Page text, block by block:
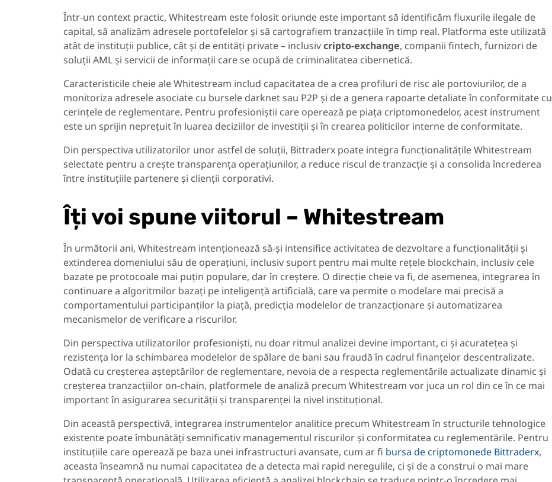
Într-un context practic, Whitestream este folosit oriunde este important să identificăm fluxurile ilegale de
capital, să analizăm adresele portofelelor și să cartografiem tranzacțiile în timp real. Platforma este utilizată
atât de instituții publice, cât și de entități private – inclusivcripto-exchange, companii fintech, furnizori de
soluții AML și servicii de informații care se ocupă de criminalitatea cibernetică.
Caracteristicile cheie ale Whitestream includ capacitatea de a crea profiluri de risc ale portoviurilor, de a
monitoriza adresele asociate cu bursele darknet sau P2P și de a genera rapoarte detaliate în conformitate cu
cerințele de reglementare. Pentru profesioniștii care operează pe piața criptomonedelor, acest instrument
este un sprijin neprețuit în luarea deciziilor de investiții și în crearea politicilor interne de conformitate.
Din perspectiva utilizatorilor unor astfel de soluții, Bittraderx poate integra funcționalitățile Whitestream
selectate pentru a crește transparența operațiunilor, a reduce riscul de tranzacție și a consolida încrederea
între instituțiile partenere și clienții corporativi.
Îți voi spune viitorul – Whitestream
În următorii ani, Whitestream intenționează să-și intensifice activitatea de dezvoltare a funcționalității și
extinderea domeniului său de operațiuni, inclusiv suport pentru mai multe rețele blockchain, inclusiv cele
bazate pe protocoale mai puțin populare, dar în creștere. O direcție cheie va fi, de asemenea, integrarea în
continuare a algoritmilor bazați pe inteligență artificială, care va permite o modelare mai precisă a
comportamentului participanților la piață, predicția modelelor de tranzacționare și automatizarea
mecanismelor de verificare a riscurilor.
Din perspectiva utilizatorilor profesioniști, nu doar ritmul analizei devine important, ci și acuratețea și
rezistența lor la schimbarea modelelor de spălare de bani sau fraudă în cadrul finanțelor descentralizate.
Odată cu creșterea așteptărilor de reglementare, nevoia de a respecta reglementările actualizate dinamic și
creșterea tranzacțiilor on-chain, platformele de analiză precum Whitestream vor juca un rol din ce în ce mai
important în asigurarea securității și transparenței la nivel instituțional.
Din această perspectivă, integrarea instrumentelor analitice precum Whitestream în structurile tehnologice
existente poate îmbunătăți semnificativ managementul riscurilor și conformitatea cu reglementările. Pentru
instituțiile care operează pe baza unei infrastructuri avansate, cum ar fi bursa de criptomonede Bittraderx,
aceasta înseamnă nu numai capacitatea de a detecta mai rapid neregulile, ci și de a construi o mai mare